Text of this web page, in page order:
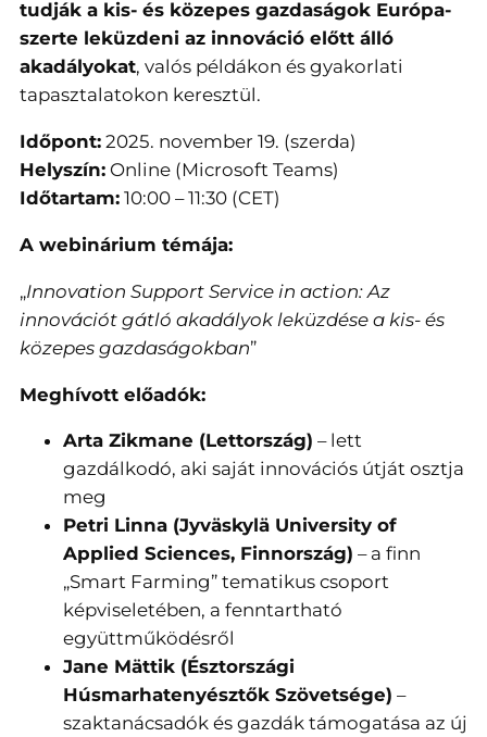
tudják a kis- és közepes gazdaságok Európa-
szerte leküzdeni az innováció előtt álló
akadályokat, valós példákon és gyakorlati
tapasztalatokon keresztül.
Időpont: 2025. november 19. (szerda)
Helyszín: Online (Microsoft Teams)
Időtartam: 10:00 – 11:30 (CET)
A webinárium témája:
„Innovation Support Service in action: Az
innovációt gátló akadályok leküzdése a kis- és
közepes gazdaságokban”
Meghívott előadók:
Arta Zikmane (Lettország) – lett
gazdálkodó, aki saját innovációs útját osztja
meg
Petri Linna (Jyväskylä University of
Applied Sciences, Finnország) – a finn
„Smart Farming” tematikus csoport
képviseletében, a fenntartható
együttműködésről
Jane Mättik (Észtországi
Húsmarhatenyésztők Szövetsége) –
szaktanácsadók és gazdák támogatása az új